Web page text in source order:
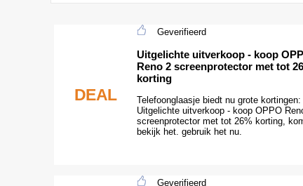
DEAL
Geverifieerd
Uitgelichte uitverkoop - koop
Reno 2 screenprotector met tot
korting
Telefoonglaasje biedt nu grote kortingen:
Uitgelichte uitverkoop - koop OPPO
screenprotector met tot 26% korting,
bekijk het. gebruik het nu.
Geverifieerd